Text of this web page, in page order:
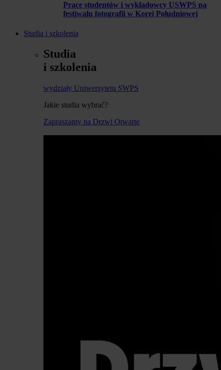
Prace studentów i wykładowcy USWPS na
festiwalu fotografii w Korei Południowej
Studia i szkolenia
Studia
i szkolenia
wydziały Uniwersytetu SWPS
Jakie studia wybrać?
Zapraszamy na Drzwi Otwarte